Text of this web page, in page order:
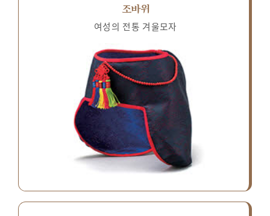
조바위
여성의 전통 겨울모자